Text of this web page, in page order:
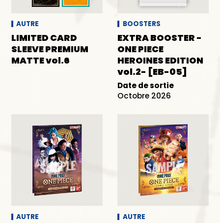
AUTRE
AUTRE
LIMITED CARD
SLEEVE PREMIUM
MATTE vol.6
BOOSTERS
EXTRA BOOSTER -
ONE PIECE
HEROINES EDITION
vol.2- [EB-05]
Date de sortie
Octobre 2026
AUTRE AUTRE